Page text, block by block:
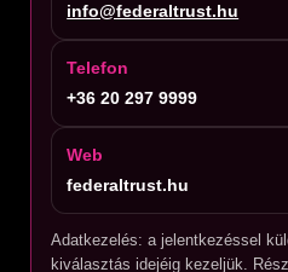
info@federaltrust.hu
Telefon
+36 20 297 9999
Web
federaltrust.hu
Adatkezelés: a jelentkezéssel
kiválasztás idejéig kezeljük.